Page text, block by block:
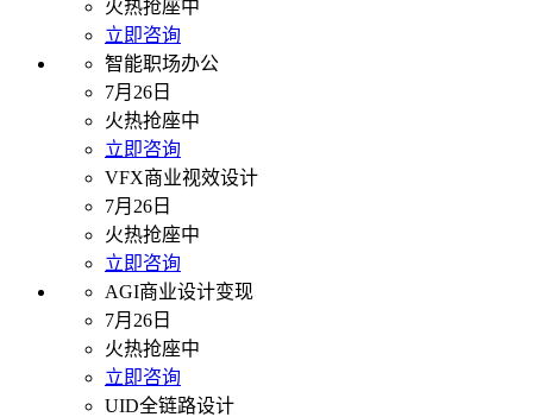
火热抢座中
立即咨询
智能职场办公
7月26日
火热抢座中
立即咨询
VFX商业视效设计
7月26日
火热抢座中
立即咨询
AGI商业设计变现
7月26日
火热抢座中
立即咨询
UID全链路设计